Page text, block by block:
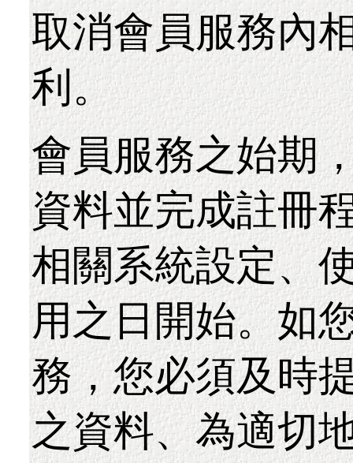
取消會員服務內
利。
會員服務之始期
資料並完成註冊
相關系統設定、
用之日開始。如
務，您必須及時
之資料、為適切